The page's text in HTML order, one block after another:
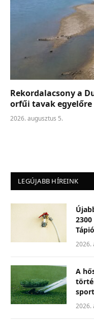
Rekordalacsony a
orfűi tavak
2026. augusztus 5.
LEGÚJABB HÍREINK
2026.
A
2026.